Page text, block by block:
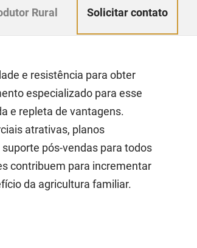
Rural Solicitar contato
e resistência para obter
especializado para esse
e repleta de vantagens.
atrativas, planos
pós-vendas para todos
contribuem para incrementar
da agricultura familiar.